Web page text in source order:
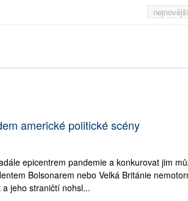
americké politické scény
epicentrem pandemie a konkurovat jim
Bolsonarem nebo Velká Británie
jeho straničtí nohsl...